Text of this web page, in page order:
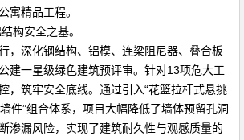
寓精品工程。
构安全之基。
，深化钢结构、铝模、连梁阻尼器、叠合板
建一星级绿色建筑预评审。针对13项危大工
，筑牢安全底线。通过引入“花篮拉杆式悬挑
件”组合体系，项目大幅降低了墙体预留孔洞
渗漏风险，实现了建筑耐久性与观感质量的